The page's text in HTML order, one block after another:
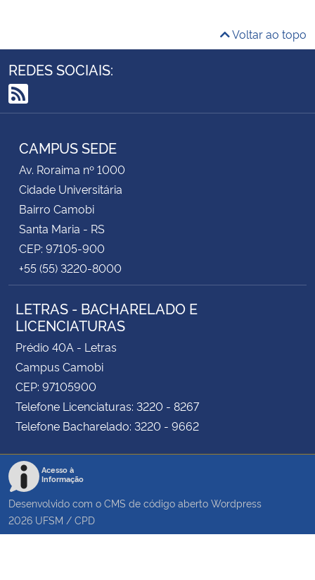
Voltar ao topo
REDES SOCIAIS:
RSS
CAMPUS SEDE
Av. Roraima nº 1000
Cidade Universitária
Bairro Camobi
Santa Maria - RS
CEP: 97105-900
+55 (55) 3220-8000
LETRAS - BACHARELADO E
LICENCIATURAS
Prédio 40A - Letras
Campus Camobi
CEP: 97105900
Telefone Licenciaturas: 3220 - 8267
Telefone Bacharelado: 3220 - 9662
Acesso à
Informação
Desenvolvido com o CMS de código aberto Wordpress
2026 UFSM / CPD